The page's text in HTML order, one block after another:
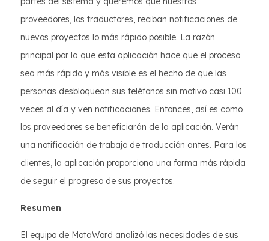
proveedores, los traductores, reciban notificaciones de
nuevos proyectos lo más rápido posible. La razón
principal por la que esta aplicación hace que el proceso
sea más rápido y más visible es el hecho de que las
personas desbloquean sus teléfonos sin motivo casi 100
veces al día y ven notificaciones. Entonces, así es como
los proveedores se beneficiarán de la aplicación. Verán
una notificación de trabajo de traducción antes. Para los
clientes, la aplicación proporciona una forma más rápida
de seguir el progreso de sus proyectos.
Resumen
El equipo de MotaWord analizó las necesidades de sus